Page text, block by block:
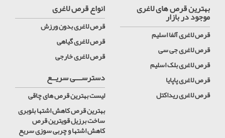
بهترین قرص های لاغری
موجود در بازار
قرص لاغری آلفا اسلیم
قرص لاغری جی سی
قرص لاغری بلک اسلیم
قرص لاغری پاپایا
قرص لاغری ریداکتل
انواع قرص لاغری
قرص لاغری بدون ورزش
قرص لاغری گیاهی
قرص لاغری خارجی
دسترســـی سریــع
لیست بهترین قرص های چاقی
بهترین قرص کاهش اشتها بلوبری
ساخت برزیل قویترین قرص
کاهش اشتها و چربی سوزی سریع